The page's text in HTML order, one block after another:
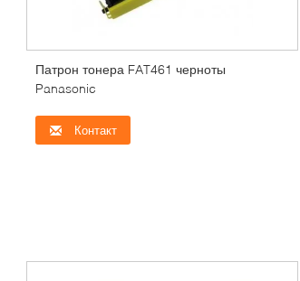
Патрон тонера FAT461 черноты
Panasonic
Контакт